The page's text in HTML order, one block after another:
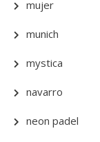
mujer
munich
mystica
navarro
neon padel